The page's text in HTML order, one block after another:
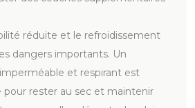
réduite et le refroidissement
dangers importants. Un
et respirant est
pour rester au sec et maintenir